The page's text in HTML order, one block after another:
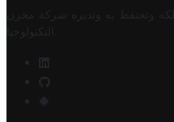
وتحتفظ به وتديره
شركة مخزن
التكنولوجيا